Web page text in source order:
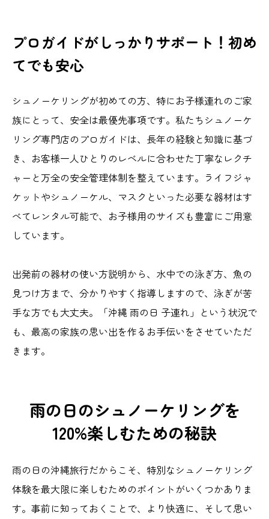
プロガイドがしっかりサポート！初め
てでも安心
シュノーケリングが初めての方、特にお子様連れのご家
族にとって、安全は最優先事項です。私たちシュノーケ
リング専門店のプロガイドは、長年の経験と知識に基づ
き、お客様一人ひとりのレベルに合わせた丁寧なレクチ
ャーと万全の安全管理体制を整えています。ライフジャ
ケットやシュノーケル、マスクといった必要な器材はす
べてレンタル可能で、お子様用のサイズも豊富にご用意
しています。
出発前の器材の使い方説明から、水中での泳ぎ方、魚の
見つけ方まで、分かりやすく指導しますので、泳ぎが苦
手な方でも大丈夫。「沖縄 雨の日 子連れ」という状況で
も、最高の家族の思い出を作るお手伝いをさせていただ
きます。
雨の日のシュノーケリングを
120%楽しむための秘訣
雨の日の沖縄旅行だからこそ、特別なシュノーケリング
体験を最大限に楽しむためのポイントがいくつかありま
す。事前に知っておくことで、より快適に、そして思い